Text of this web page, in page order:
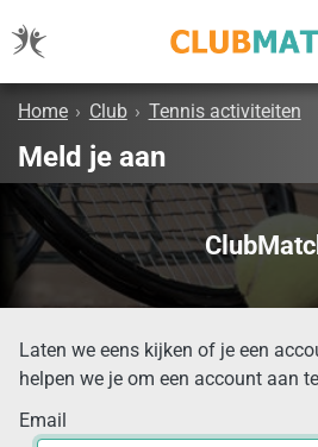
Home › Club › Tennis activiteiten
Meld je aan
Laten we eens kijken of je een
helpen we je om een account aan
Email